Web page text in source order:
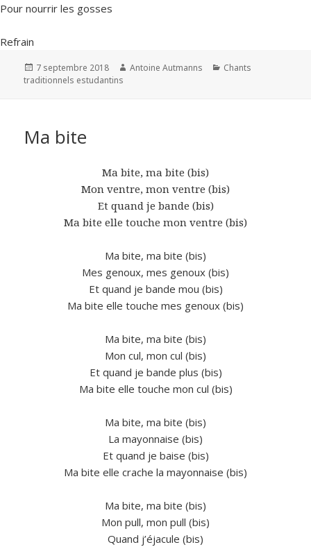
Pour nourrir les gosses
Refrain
Publié
le
7 septembre 2018 Auteur
Antoine Autmanns Catégories
Chants
traditionnels estudantins
Ma bite
Ma bite, ma bite (bis)
Mon ventre, mon ventre (bis)
Et quand je bande (bis)
Ma bite elle touche mon ventre (bis)
Ma bite, ma bite (bis)
Mes genoux, mes genoux (bis)
Et quand je bande mou (bis)
Ma bite elle touche mes genoux (bis)
Ma bite, ma bite (bis)
Mon cul, mon cul (bis)
Et quand je bande plus (bis)
Ma bite elle touche mon cul (bis)
Ma bite, ma bite (bis)
La mayonnaise (bis)
Et quand je baise (bis)
Ma bite elle crache la mayonnaise (bis)
Ma bite, ma bite (bis)
Mon pull, mon pull (bis)
Quand j’éjacule (bis)